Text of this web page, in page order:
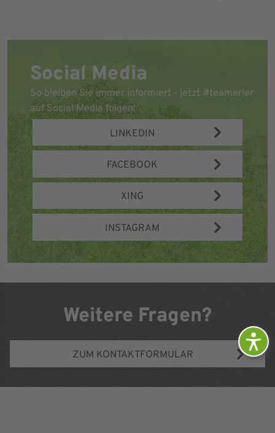
Social Media
So bleiben Sie immer informiert - jetzt #teamerler
auf Social Media folgen!
LINKEDIN
FACEBOOK
XING
INSTAGRAM
Weitere Fragen?
ZUM KONTAKTFORMULAR